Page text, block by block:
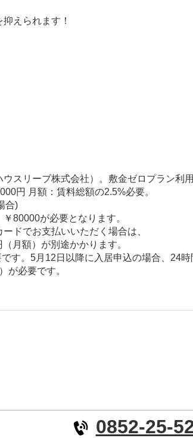
えられます！
スリーブ株式会社）。敷金ゼロプラン利
円 月額：賃料総額の2.5%必要。
合)
80000が必要となります。
ドでお支払いいただく場合は、
月額）が別途かかります。
す。5月12日以降に入居申込の場合、24
が必要です。
0852-25-